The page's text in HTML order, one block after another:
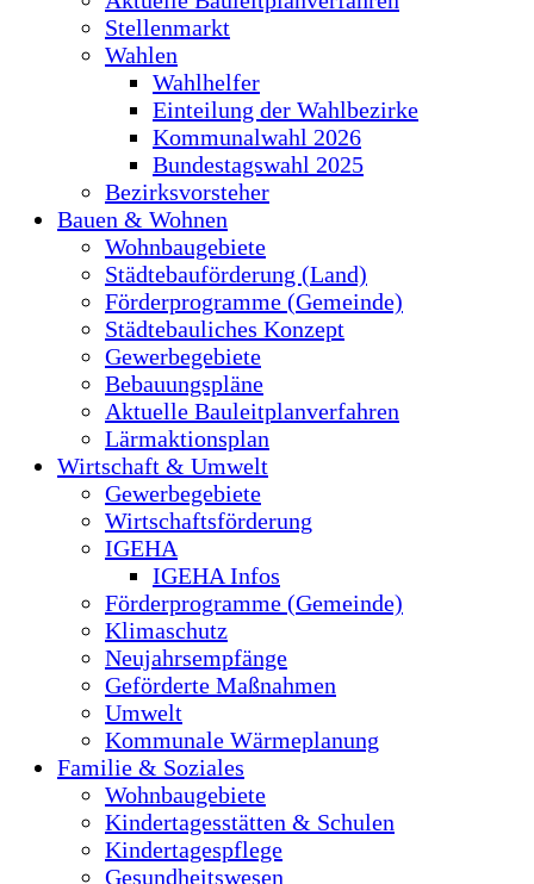
Stellenmarkt
Wahlen
Wahlhelfer
Einteilung der Wahlbezirke
Kommunalwahl 2026
Bundestagswahl 2025
Bezirksvorsteher
Bauen & Wohnen
Wohnbaugebiete
Städtebauförderung (Land)
Förderprogramme (Gemeinde)
Städtebauliches Konzept
Gewerbegebiete
Bebauungspläne
Aktuelle Bauleitplanverfahren
Lärmaktionsplan
Wirtschaft & Umwelt
Gewerbegebiete
Wirtschaftsförderung
IGEHA
IGEHA Infos
Förderprogramme (Gemeinde)
Klimaschutz
Neujahrsempfänge
Geförderte Maßnahmen
Umwelt
Kommunale Wärmeplanung
Familie & Soziales
Wohnbaugebiete
Kindertagesstätten & Schulen
Kindertagespflege
Gesundheitswesen